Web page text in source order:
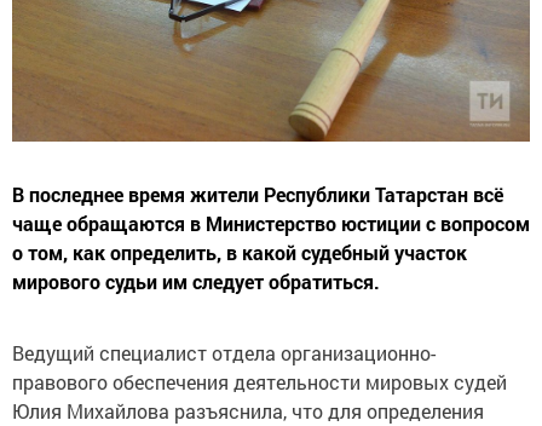
В последнее время жители Республики Татарстан всё
чаще обращаются в Министерство юстиции с вопросом
о том, как определить, в какой судебный участок
мирового судьи им следует обратиться.
Ведущий специалист отдела организационно-
правового обеспечения деятельности мировых судей
Юлия Михайлова разъяснила, что для определения